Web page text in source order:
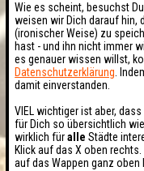
Wie es scheint, besuchst
weisen wir Dich darauf hin,
(ironischer Weise) zu
hast - und ihn nicht immer
es genauer wissen willst,
Datenschutzerklärung .
damit einverstanden.
VIEL wichtiger ist aber,
für Dich so übersichtlich
wirklich füralle Städte
Klick auf das X oben
auf das Wappen ganz oben